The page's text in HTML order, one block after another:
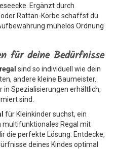
Ergänzt durch
oder Rattan-Körbe schaffst du
mühelos Ordnung
für deine Bedürfnisse
sind so individuell wie dein
andere kleine Baumeister.
in Spezialisierungen erhältlich,
sind.
für Kleinkinder suchst, ein
multifunktionales Regal mit
die perfekte Lösung. Entdecke,
deines Kindes optimal